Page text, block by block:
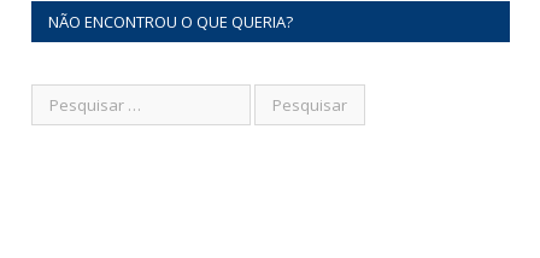
NÃO ENCONTROU O QUE QUERIA?